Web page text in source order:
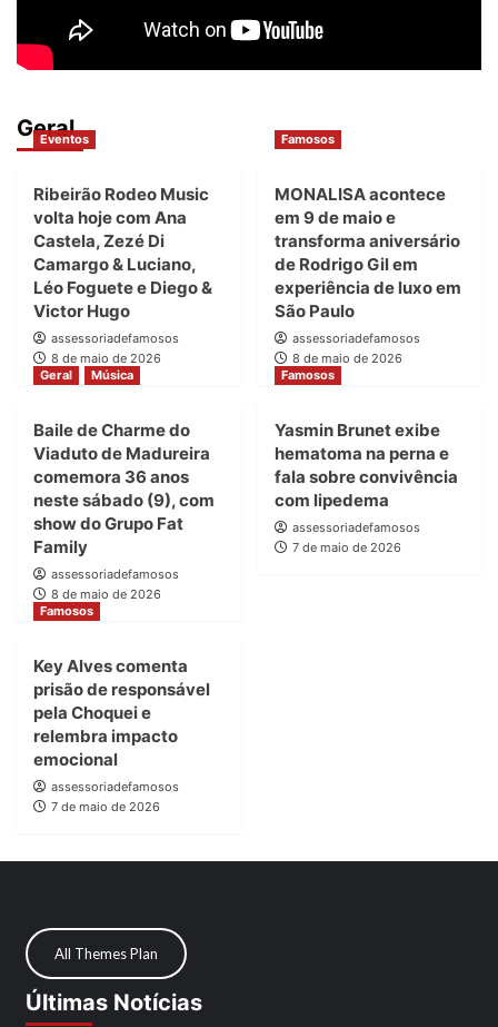
Geral
Eventos
Ribeirão Rodeo Music
volta hoje com Ana
Castela, Zezé Di
Camargo & Luciano,
Léo Foguete e Diego &
Victor Hugo
assessoriadefamosos
8 de maio de 2026
Famosos
MONALISA acontece
em 9 de maio e
transforma aniversário
de Rodrigo Gil em
experiência de luxo em
São Paulo
assessoriadefamosos
8 de maio de 2026
Geral
Música
Baile de Charme do
Viaduto de Madureira
comemora 36 anos
neste sábado (9), com
show do Grupo Fat
Family
assessoriadefamosos
8 de maio de 2026
Famosos
Yasmin Brunet exibe
hematoma na perna e
fala sobre convivência
com lipedema
assessoriadefamosos
7 de maio de 2026
Famosos
Key Alves comenta
prisão de responsável
pela Choquei e
relembra impacto
emocional
assessoriadefamosos
7 de maio de 2026
All Themes Plan
Últimas Notícias